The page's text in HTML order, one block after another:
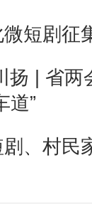
短剧征
扬 | 省两
道”
、村民